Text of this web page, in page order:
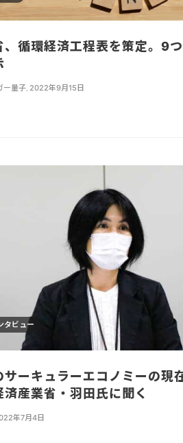
、循環経済工程表を策定。9
ー量子 2022年9月15日
タビュー
サーキュラーエコノミーの現
済産業省・羽田氏に聞く
年7月4日